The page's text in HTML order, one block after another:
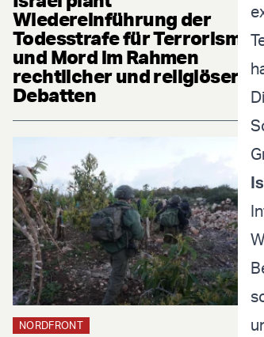
Wiedereinführung der
Todesstrafe für Terrorismus
und Mord im Rahmen
rechtlicher und religiöser
Debatten
NORDFRONT